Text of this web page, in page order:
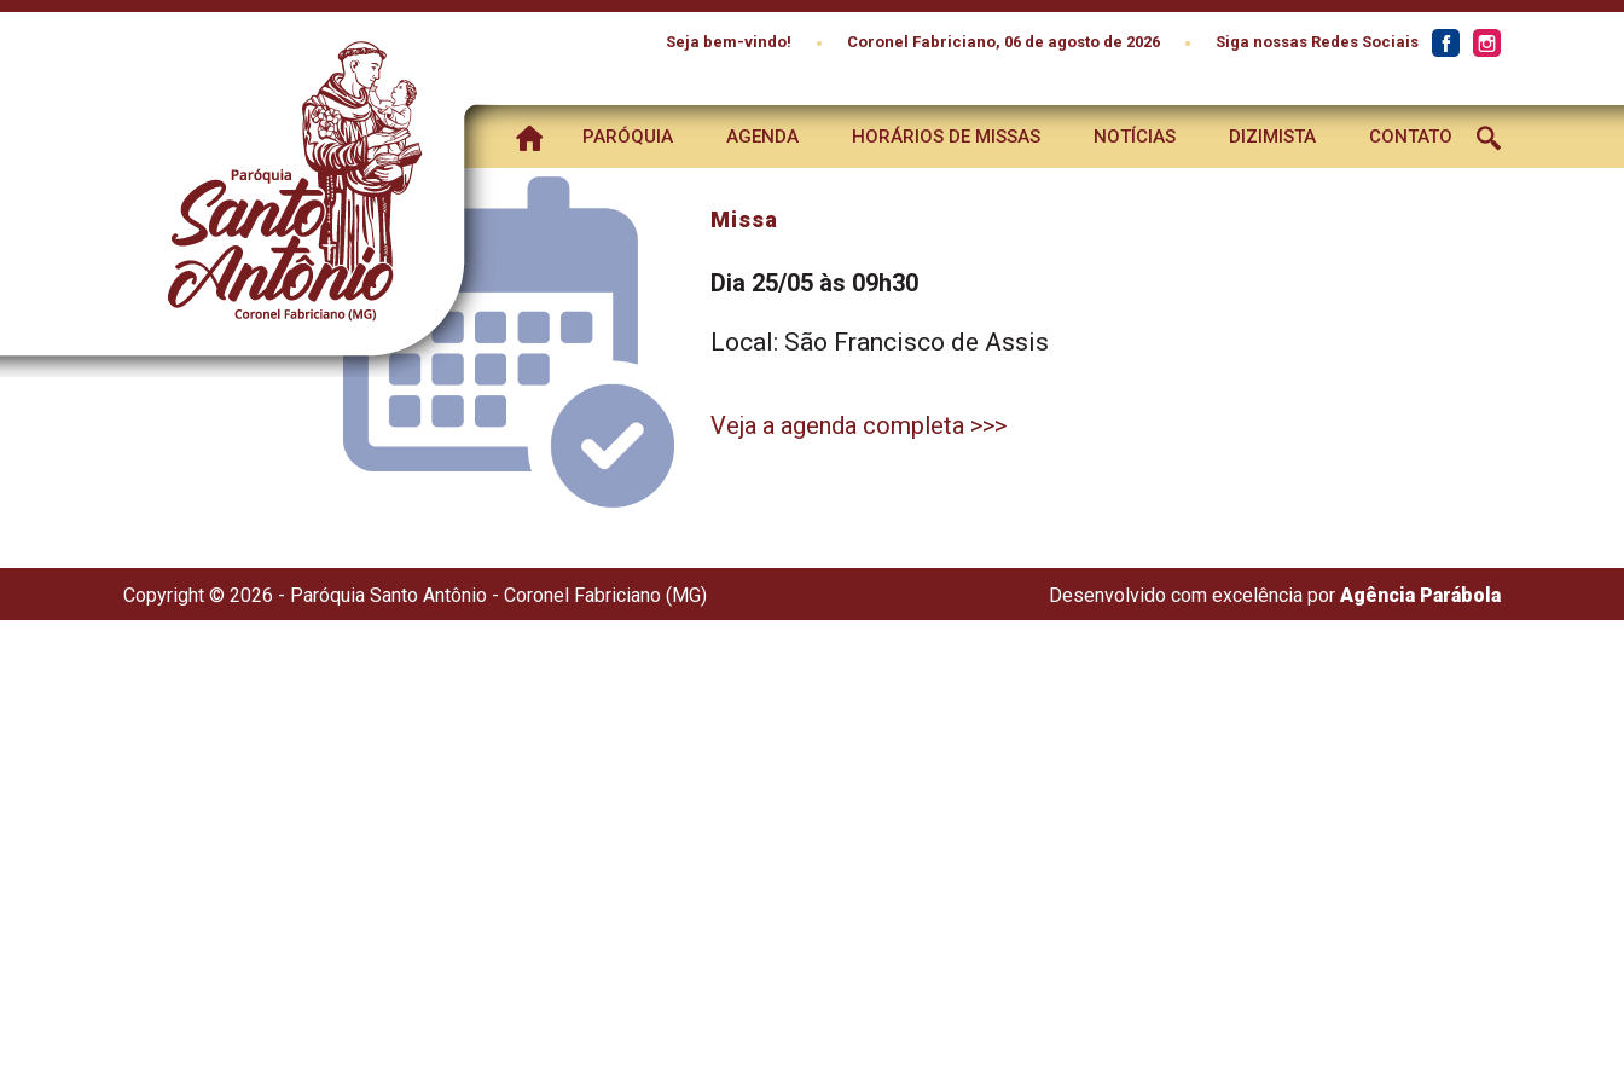
Seja bem-vindo! • Coronel Fabriciano, 06 de agosto de 2026 • Siga nossas Redes Sociais
PARÓQUIA AGENDA HORÁRIOS DE MISSAS NOTÍCIAS DIZIMISTA CONTATO
Missa
Dia 25/05 às 09h30
Local: São Francisco de Assis
Veja a agenda completa >>>
Copyright © 2026 - Paróquia Santo Antônio - Coronel Fabriciano (MG) Desenvolvido com excelência por Agência Parábola